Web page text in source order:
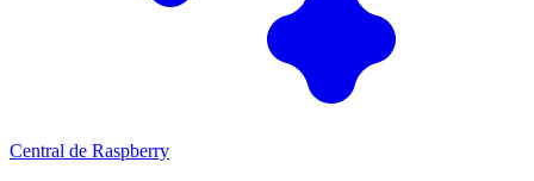
Central de Raspberry